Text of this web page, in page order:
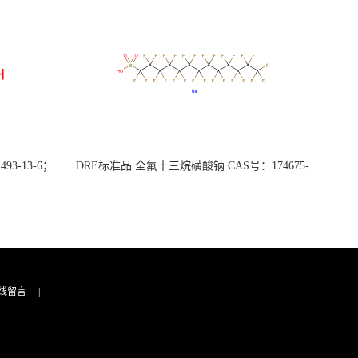
13-6；
DRE标准品 全氟十三烷磺酸钠 CAS号：174675-
留言 |